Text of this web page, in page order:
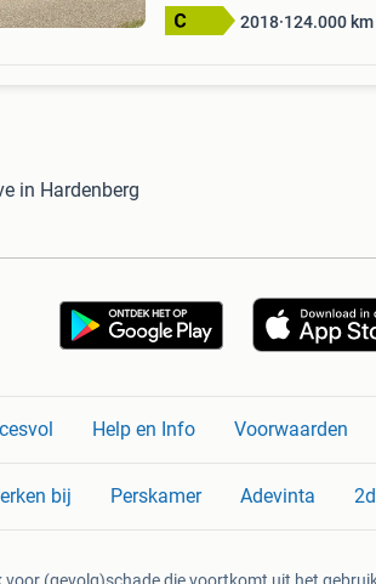
2018 124.000 km
in Hardenberg
Help en Info Voorwaarden
bij Perskamer Adevinta